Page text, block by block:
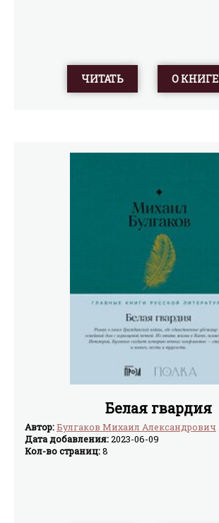
ЧИТАТЬ О КНИГЕ
Белая гвардия
Автор:Булгаков Михаил Александрович
Дата добавления:2023-06-09
Кол-во страниц:8